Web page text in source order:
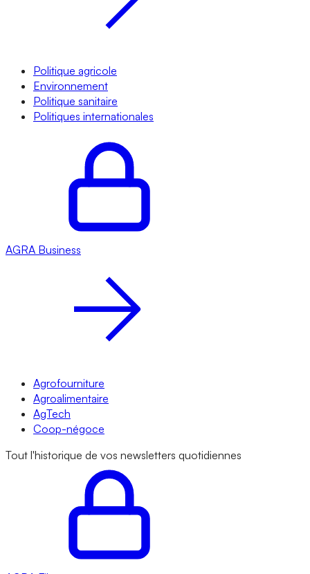
Politique agricole
Environnement
Politique sanitaire
Politiques internationales
AGRA Business
Agrofourniture
Agroalimentaire
AgTech
Coop-négoce
Tout l'historique de vos newsletters quotidiennes